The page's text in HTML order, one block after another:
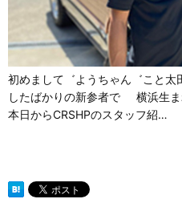
初めまして゛ようちゃん゛こと
したばかりの新参者で 横浜生
本日からCRSHPのスタッフ紹…